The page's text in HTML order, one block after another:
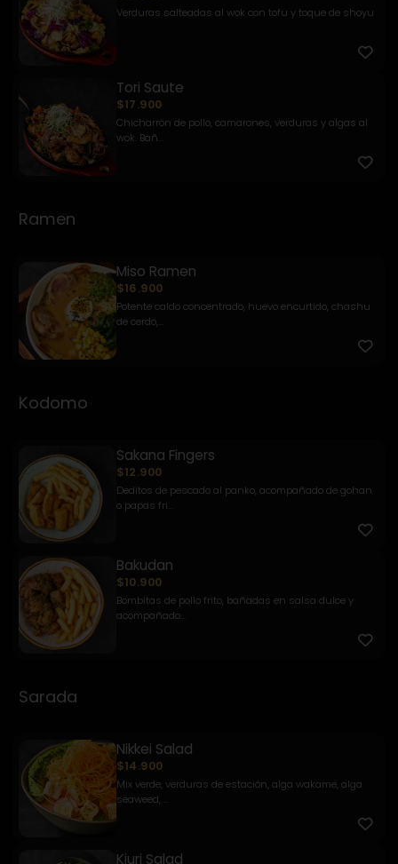
Verduras salteadas al wok con tofu y toque de shoyu
Tori Saute
$17.900
Chicharrón de pollo, camarones, verduras y algas al
wok. Bañ...
Ramen
Miso Ramen
$16.900
Potente caldo concentrado, huevo encurtido, chashu
de cerdo,...
Kodomo
Sakana Fingers
$12.900
Deditos de pescado al panko, acompañado de gohan
o papas fri...
Bakudan
$10.900
Bombitas de pollo frito, bañadas en salsa dulce y
acompañado...
Sarada
Nikkei Salad
$14.900
Mix verde, verduras de estación, alga wakame, alga
seaweed, ...
Kiuri Salad